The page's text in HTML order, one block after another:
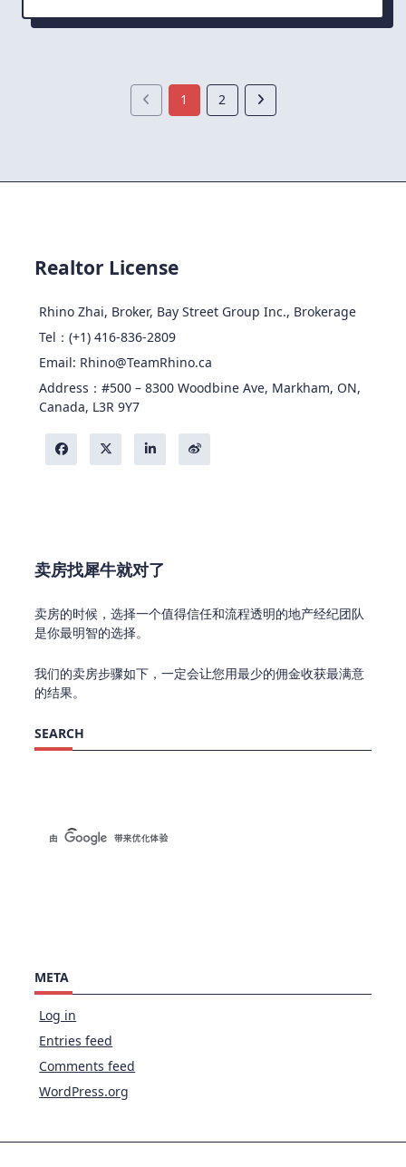
1 2
Realtor License
Rhino Zhai, Broker, Bay Street Group Inc., Brokerage
Tel：(+1) 416-836-2809
Email: Rhino@TeamRhino.ca
Address：#500 – 8300 Woodbine Ave, Markham, ON,
Canada, L3R 9Y7
卖房找犀牛就对了
卖房的时候，选择一个值得信任和流程透明的地产经纪团队
是你最明智的选择。
我们的卖房步骤如下，一定会让您用最少的佣金收获最满意
的结果。
SEARCH
META
Log in
Entries feed
Comments feed
WordPress.org